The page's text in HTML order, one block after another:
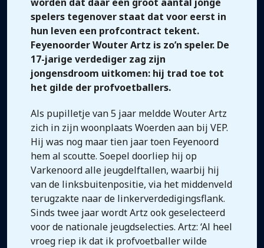
spelers tegenover staat dat voor eerst in
hun leven een profcontract tekent.
Feyenoorder Wouter Artz is zo’n speler. De
17-jarige verdediger zag zijn
jongensdroom uitkomen: hij trad toe tot
het gilde der profvoetballers.
Als pupilletje van 5 jaar meldde Wouter Artz
zich in zijn woonplaats Woerden aan bij VEP.
Hij was nog maar tien jaar toen Feyenoord
hem al scoutte. Soepel doorliep hij op
Varkenoord alle jeugdelftallen, waarbij hij
van de linksbuitenpositie, via het middenveld
terugzakte naar de linkerverdedigingsflank.
Sinds twee jaar wordt Artz ook geselecteerd
voor de nationale jeugdselecties. Artz: ‘Al heel
vroeg riep ik dat ik profvoetballer wilde